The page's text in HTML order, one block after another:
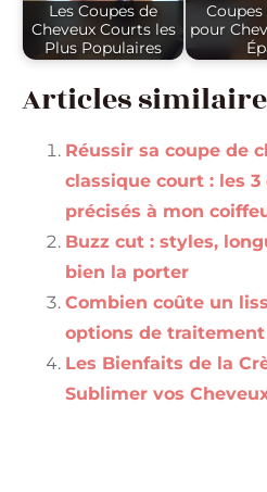
Les Coupes de
Cheveux Courts les
Plus Populaires
pour
Articles
Réussir sa coupe de
classique court : les 3
précisés à mon
Buzz cut : styles,
bien la porter
Combien coûte un
options de traitement
Les Bienfaits de la
Sublimer vos